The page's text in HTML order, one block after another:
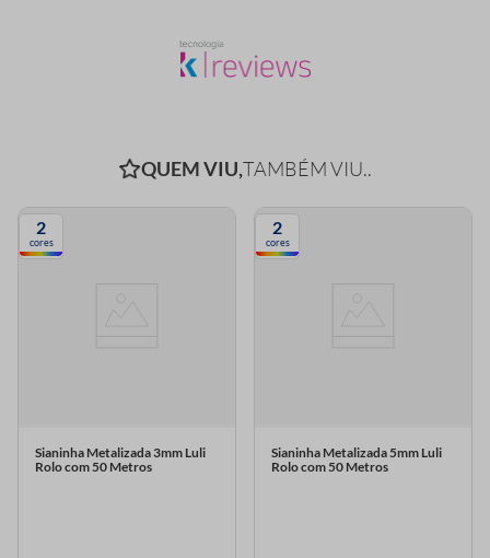
QUEM VIU,TAMBÉM VIU..
2
cores
Sianinha Metalizada 3mm Luli
Rolo com 50 Metros
2
cores
Sianinha Metalizada 5mm Luli
Rolo com 50 Metros